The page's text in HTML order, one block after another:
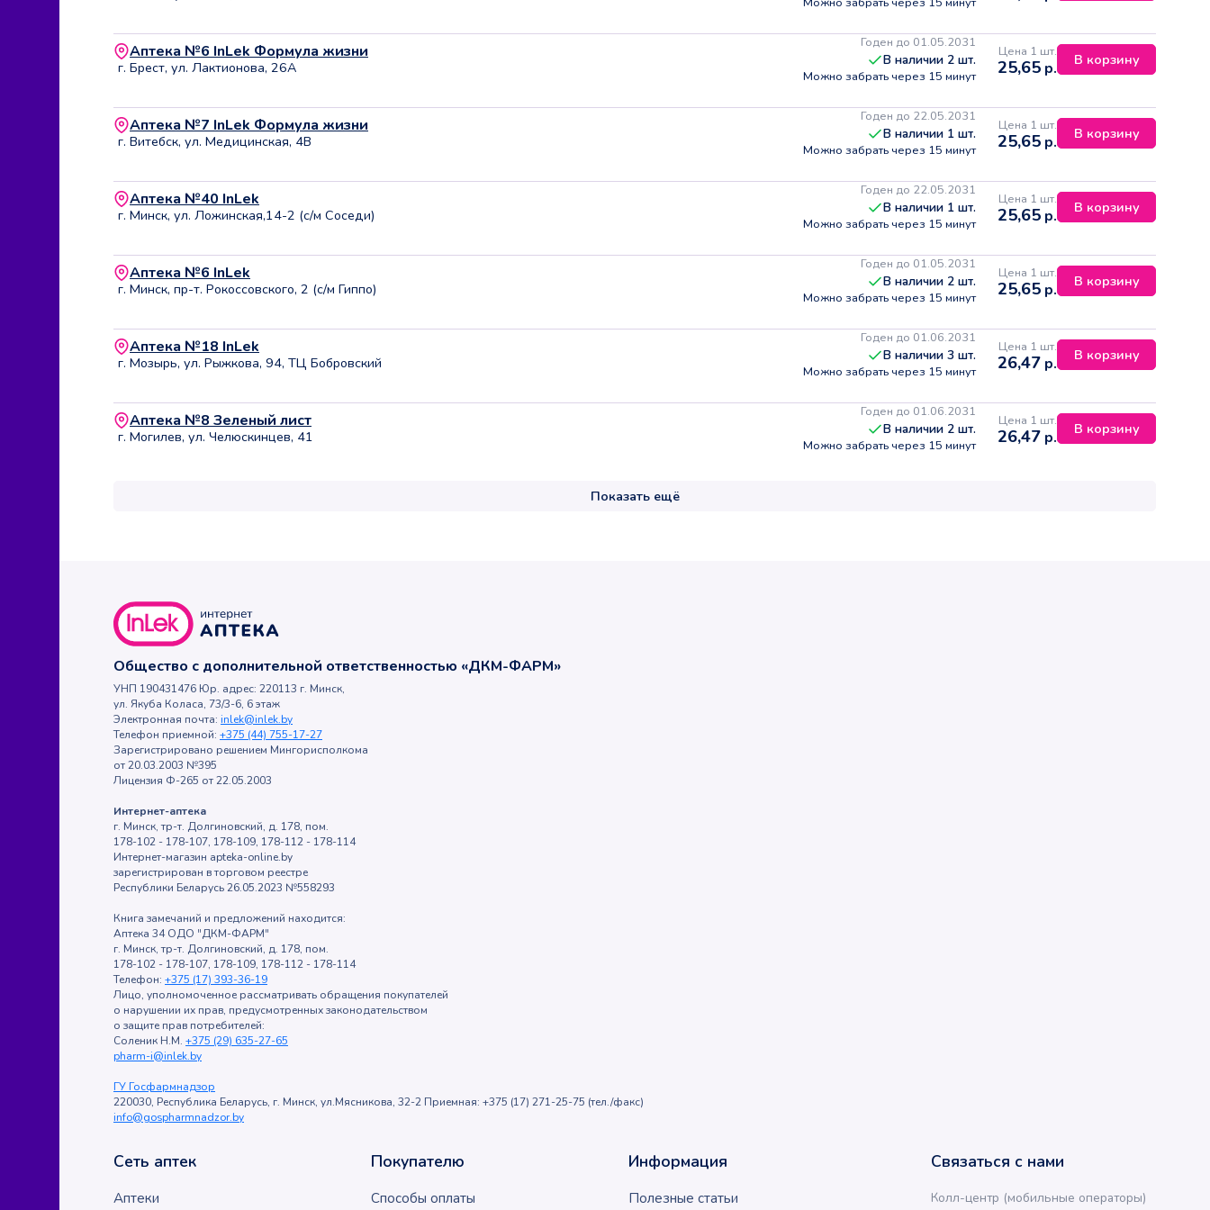
Аптека №6 InLek Формула жизни
г. Брест, ул. Лактионова, 26А
Годен до 01.05.2031
В наличии 2 шт.
Можно забрать через 15 минут
Цена 1 шт.
25,65 р. В корзину
Аптека №7 InLek Формула жизни
г. Витебск, ул. Медицинская, 4В
Годен до 22.05.2031
В наличии 1 шт.
Можно забрать через 15 минут
Цена 1 шт.
25,65 р. В корзину
Аптека №40 InLek
г. Минск, ул. Ложинская,14-2 (с/м Соседи)
Годен до 22.05.2031
В наличии 1 шт.
Можно забрать через 15 минут
Цена 1 шт.
25,65 р. В корзину
Аптека №6 InLek
г. Минск, пр-т. Рокоссовского, 2 (с/м Гиппо)
Годен до 01.05.2031
В наличии 2 шт.
Можно забрать через 15 минут
Цена 1 шт.
25,65 р. В корзину
Аптека №18 InLek
г. Мозырь, ул. Рыжкова, 94, ТЦ Бобровский
Годен до 01.06.2031
В наличии 3 шт.
Можно забрать через 15 минут
Цена 1 шт.
26,47 р. В корзину
Аптека №8 Зеленый лист
г. Могилев, ул. Челюскинцев, 41
Годен до 01.06.2031
В наличии 2 шт.
Можно забрать через 15 минут
Цена 1 шт.
26,47 р. В корзину
Показать ещё
Общество с дополнительной ответственностью «ДКМ-ФАРМ»
УНП 190431476 Юр. адрес: 220113 г. Минск,
ул. Якуба Коласа, 73/3-6, 6 этаж
Электронная почта: inlek@inlek.by
Телефон приемной: +375 (44) 755-17-27
Зарегистрировано решением Мингорисполкома
от 20.03.2003 №395
Лицензия Ф-265 от 22.05.2003
Интернет-аптека
г. Минск, тр-т. Долгиновский, д. 178, пом.
178-102 - 178-107, 178-109, 178-112 - 178-114
Интернет-магазин apteka-online.by
зарегистрирован в торговом реестре
Республики Беларусь 26.05.2023 №558293
Книга замечаний и предложений находится:
Аптека 34 ОДО "ДКМ-ФАРМ"
г. Минск, тр-т. Долгиновский, д. 178, пом.
178-102 - 178-107, 178-109, 178-112 - 178-114
Телефон: +375 (17) 393-36-19
Лицо, уполномоченное рассматривать обращения покупателей
о нарушении их прав, предусмотренных законодательством
о защите прав потребителей:
Соленик Н.М. +375 (29) 635-27-65
pharm-i@inlek.by
ГУ Госфармнадзор
220030, Республика Беларусь, г. Минск, ул.Мясникова, 32-2 Приемная: +375 (17) 271-25-75 (тел./факс)
info@gospharmnadzor.by
Сеть аптек
Аптеки
Покупателю
Способы оплаты
Информация
Полезные статьи
Связаться с нами
Колл-центр (мобильные операторы)